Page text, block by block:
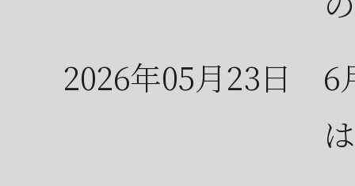
2026年05月23日
6